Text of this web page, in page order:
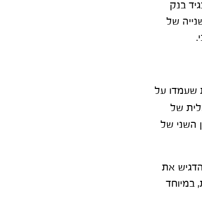
בפעם השישית. נגיד בנק
של
שעמדו על
של
בהשוואה לרבעון השני של
את
במיוחד